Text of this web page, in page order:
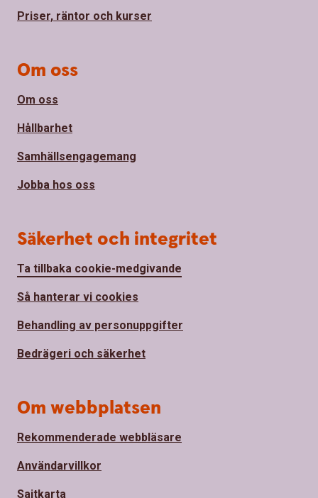
Priser, räntor och kurser
Om oss
Om oss
Hållbarhet
Samhällsengagemang
Jobba hos oss
Säkerhet och integritet
Ta tillbaka cookie-medgivande
Så hanterar vi cookies
Behandling av personuppgifter
Bedrägeri och säkerhet
Om webbplatsen
Rekommenderade webbläsare
Användarvillkor
Sajtkarta